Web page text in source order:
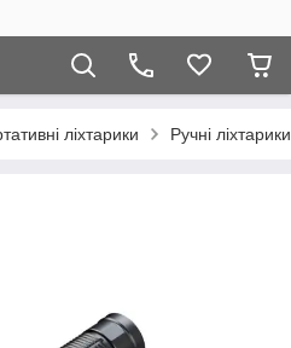
ліхтарики Ручні ліхтарики